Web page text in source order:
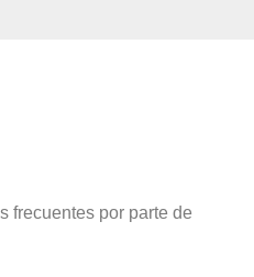
frecuentes por parte de